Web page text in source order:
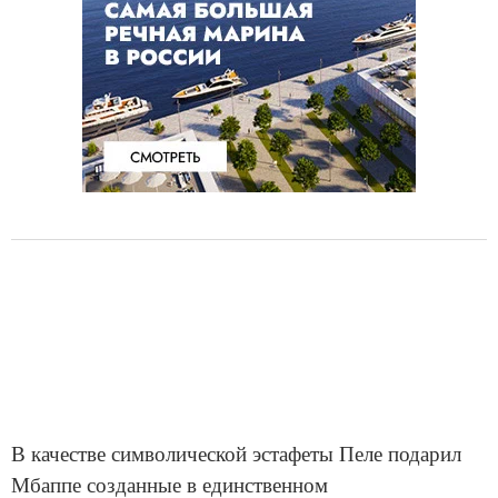
В качестве символической эстафеты Пеле подарил
Мбаппе созданные в единственном